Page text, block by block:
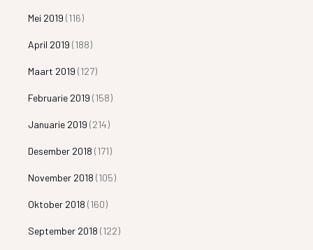
Mei 2019 (116)
April 2019 (188)
Maart 2019 (127)
Februarie 2019 (158)
Januarie 2019 (214)
Desember 2018 (171)
November 2018 (105)
Oktober 2018 (160)
September 2018 (122)